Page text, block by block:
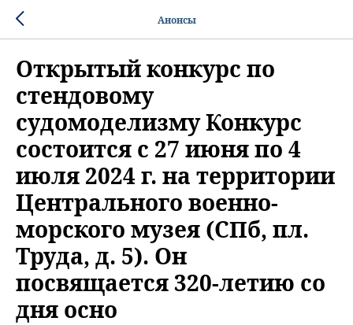
Анонсы
Открытый конкурс по
стендовому
судомоделизму Конкурс
состоится с 27 июня по 4
июля 2024 г. на территории
Центрального военно-
морского музея (СПб, пл.
Труда, д. 5). Он
посвящается 320-летию со
дня осно